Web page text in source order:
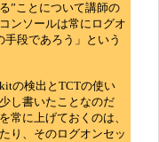
”ことについて講師の
ンソールは常にログオ
段であろう」という
の検出とTCTの使い
し書いたことなのだ
常に上げておくのは、
り、そのログオンセッ